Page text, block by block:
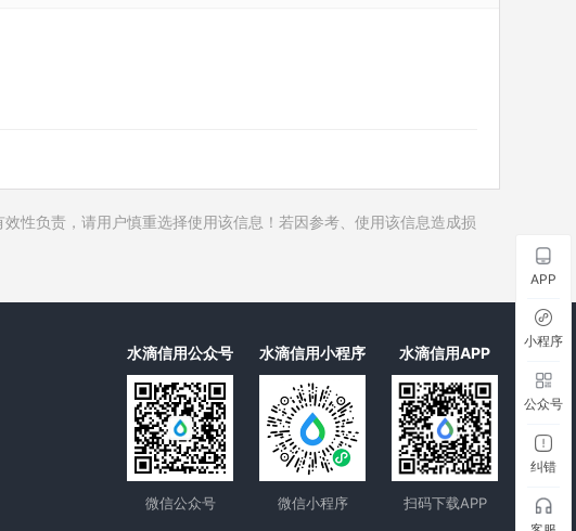
历史被执行人
历史司法协助
性负责，请用户慎重选择使用该信息！若因参考、使用该信息造成损
水滴信用公众号
微信公众号
水滴信用小程序
微信小程序
水滴信用APP
扫码下载APP
APP
小程序
公众号
纠错